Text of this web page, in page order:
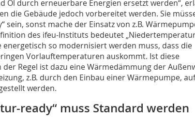
Öl durch erneuerbare Energien ersetzt werden“,
die Gebäude jedoch vorbereitet werden. Sie
sein, sonst mache der Einsatz von z.B.
des ifeu-Instituts bedeutet
energetisch so modernisiert werden muss, dass die
Vorlauftemperaturen auskommt. Ist diese
Regel ist dazu eine Wärmedämmung der
z.B. durch den Einbau einer Wärmepumpe, auf
werden.
ready“ muss Standard werden